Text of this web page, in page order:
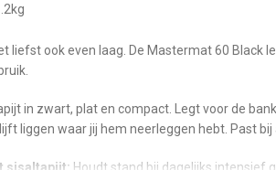
liefst ook even laag. De Mastermat 60 Black
in zwart, plat en compact. Legt voor de
liggen waar jij hem neerleggen hebt. Past